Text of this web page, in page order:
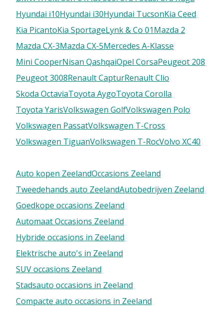
Hyundai i10Hyundai i30Hyundai TucsonKia Ceed
Kia PicantoKia SportageLynk & Co 01Mazda 2
Mazda CX-3Mazda CX-5Mercedes A-Klasse
Mini CooperNisan QashqaiOpel CorsaPeugeot 208
Peugeot 3008Renault CapturRenault Clio
Skoda OctaviaToyota AygoToyota Corolla
Toyota YarisVolkswagen GolfVolkswagen Polo
Volkswagen PassatVolkswagen T-Cross
Volkswagen TiguanVolkswagen T-RocVolvo XC40
Auto kopen ZeelandOccasions Zeeland
Tweedehands auto ZeelandAutobedrijven Zeeland
Goedkope occasions Zeeland
Automaat Occasions Zeeland
Hybride occasions in Zeeland
Elektrische auto's in Zeeland
SUV occasions Zeeland
Stadsauto occasions in Zeeland
Compacte auto occasions in Zeeland